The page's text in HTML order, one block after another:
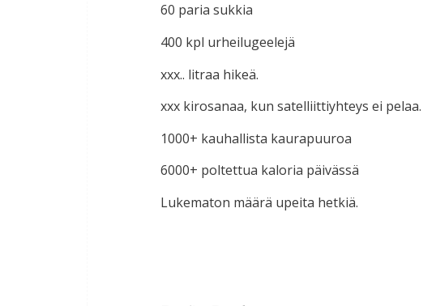
60 paria sukkia
400 kpl urheilugeelejä
xxx.. litraa hikeä.
xxx kirosanaa, kun satelliittiyhteys ei pelaa.
1000+ kauhallista kaurapuuroa
6000+ poltettua kaloria päivässä
Lukematon määrä upeita hetkiä.